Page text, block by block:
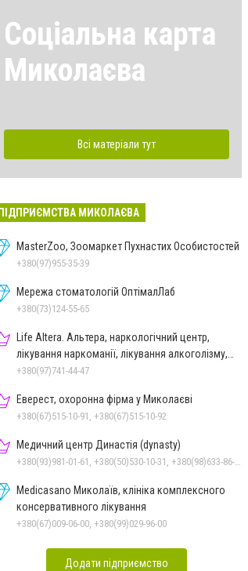
Соціальна карта
Миколаєва
Всі матеріали тут
МИКОЛАЄВА
MasterZoo, Зоомаркет Пухнастих Особистостей
+380(97)955-35-39
Мережа стоматологій ОптімалЛаб
+380(73)124-55-65
Life Altera. Альтера, наркологічний центр,
лікування наркоманії, лікування алкоголізму,
зняття ломки
+380(97)741-44-47
Еверест, охоронна фірма у Миколаєві
+380(67)515-10-91, +380(67)515-10-92
Медичний центр Династія (dynasty)
Medicasano Миколаїв, клініка комплексного
консервативного лікування
+380(67)009-06-00, +380(99)029-96-00
Додати підприємство